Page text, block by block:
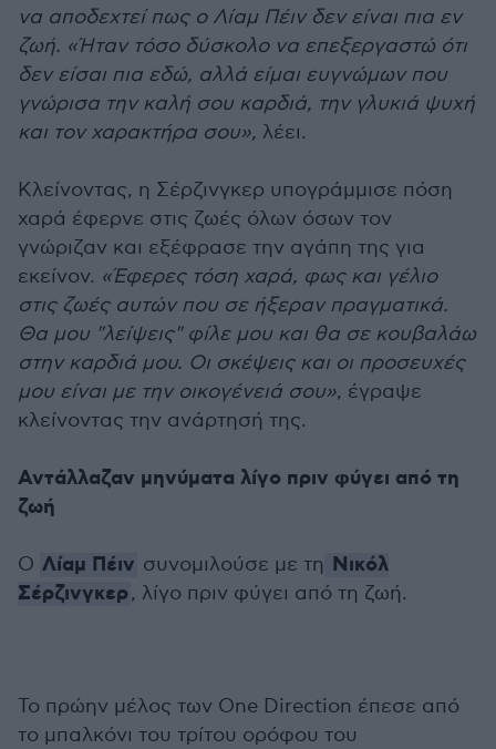
να αποδεχτεί πως ο Λίαμ Πέιν δεν είναι πια εν
ζωή. «Ήταν τόσο δύσκολο να επεξεργαστώ ότι
δεν είσαι πια εδώ, αλλά είμαι ευγνώμων που
γνώρισα την καλή σου καρδιά, την γλυκιά ψυχή
και τον χαρακτήρα σου», λέει.
Κλείνοντας, η Σέρζινγκερ υπογράμμισε πόση
χαρά έφερνε στις ζωές όλων όσων τον
γνώριζαν και εξέφρασε την αγάπη της για
εκείνον. «Έφερες τόση χαρά, φως και γέλιο
στις ζωές αυτών που σε ήξεραν πραγματικά.
Θα μου "λείψεις" φίλε μου και θα σε κουβαλάω
στην καρδιά μου. Οι σκέψεις και οι προσευχές
μου είναι με την οικογένειά σου», έγραψε
κλείνοντας την ανάρτησή της.
Αντάλλαζαν μηνύματα λίγο πριν φύγει από τη
ζωή
Ο Λίαμ Πέιν συνομιλούσε με τη Νικόλ
Σέρζινγκερ, λίγο πριν φύγει από τη ζωή.
Το πρώην μέλος των One Direction έπεσε από
το μπαλκόνι του τρίτου ορόφου του